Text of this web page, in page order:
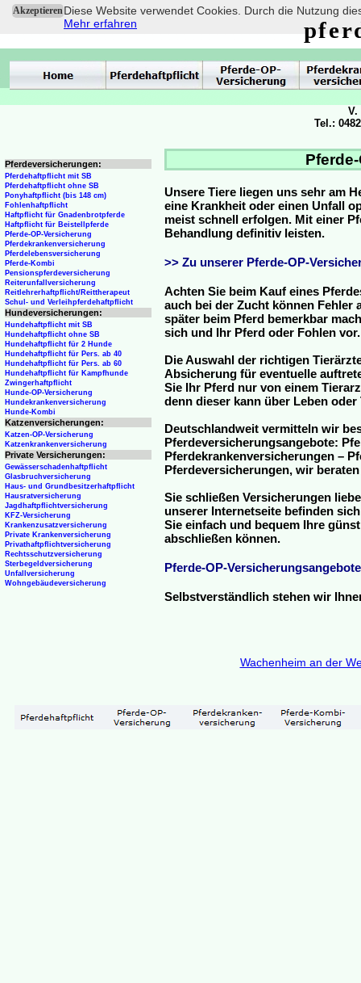
AkzeptierenDiese Website verwendet Cookies. Durch die Nutzung
Mehr erfahren
Unsere Tiere liegen uns sehr am
eine Krankheit oder einen Unfall
meist schnell erfolgen. Mit einer
Behandlung definitiv leisten.
>> Zu unserer Pferde-OP-
Achten Sie beim Kauf eines
auch bei der Zucht können Fehler
später beim Pferd bemerkbar
sich und Ihr Pferd oder Fohlen vor.
Die Auswahl der richtigen
Absicherung für eventuelle
Sie Ihr Pferd nur von einem
denn dieser kann über Leben
Deutschlandweit vermitteln wir
Pferdeversicherungsangebote:
Pferdekrankenversicherungen –
Pferdeversicherungen, wir
Sie schließen Versicherungen
unserer Internetseite befinden
Sie einfach und bequem Ihre
abschließen können.
Pferde-OP-Versicherungsangebote
Selbstverständlich stehen wir
Pferdeversicherungen:
Pferdehaftpflicht mit SB
Pferdehaftpflicht ohne SB
Ponyhaftpflicht (bis 148 cm)
Fohlenhaftpflicht
Haftpflicht für Gnadenbrotpferde
Haftpflicht für Beistellpferde
Pferde-OP-Versicherung
Pferdekrankenversicherung
Pferdelebensversicherung
Pferde-Kombi
Pensionspferdeversicherung
Reiterunfallversicherung
Reitlehrerhaftpflicht/Reittherapeut
Schul- und Verleihpferdehaftpflicht
Hundeversicherungen:
Hundehaftpflicht mit SB
Hundehaftpflicht ohne SB
Hundehaftpflicht für 2 Hunde
Hundehaftpflicht für Pers. ab 40
Hundehaftpflicht für Pers. ab 60
Hundehaftpflicht für Kampfhunde
Zwingerhaftpflicht
Hunde-OP-Versicherung
Hundekrankenversicherung
Hunde-Kombi
Katzenversicherungen:
Katzen-OP-Versicherung
Katzenkrankenversicherung
Private Versicherungen:
Gewässerschadenhaftpflicht
Glasbruchversicherung
Haus- und Grundbesitzerhaftpflicht
Hausratversicherung
Jagdhaftpflichtversicherung
KFZ-Versicherung
Krankenzusatzversicherung
Private Krankenversicherung
Privathaftpflichtversicherung
Rechtsschutzversicherung
Sterbegeldversicherung
Unfallversicherung
Wohngebäudeversicherung
V.
Tel.:
Wachenheim an der